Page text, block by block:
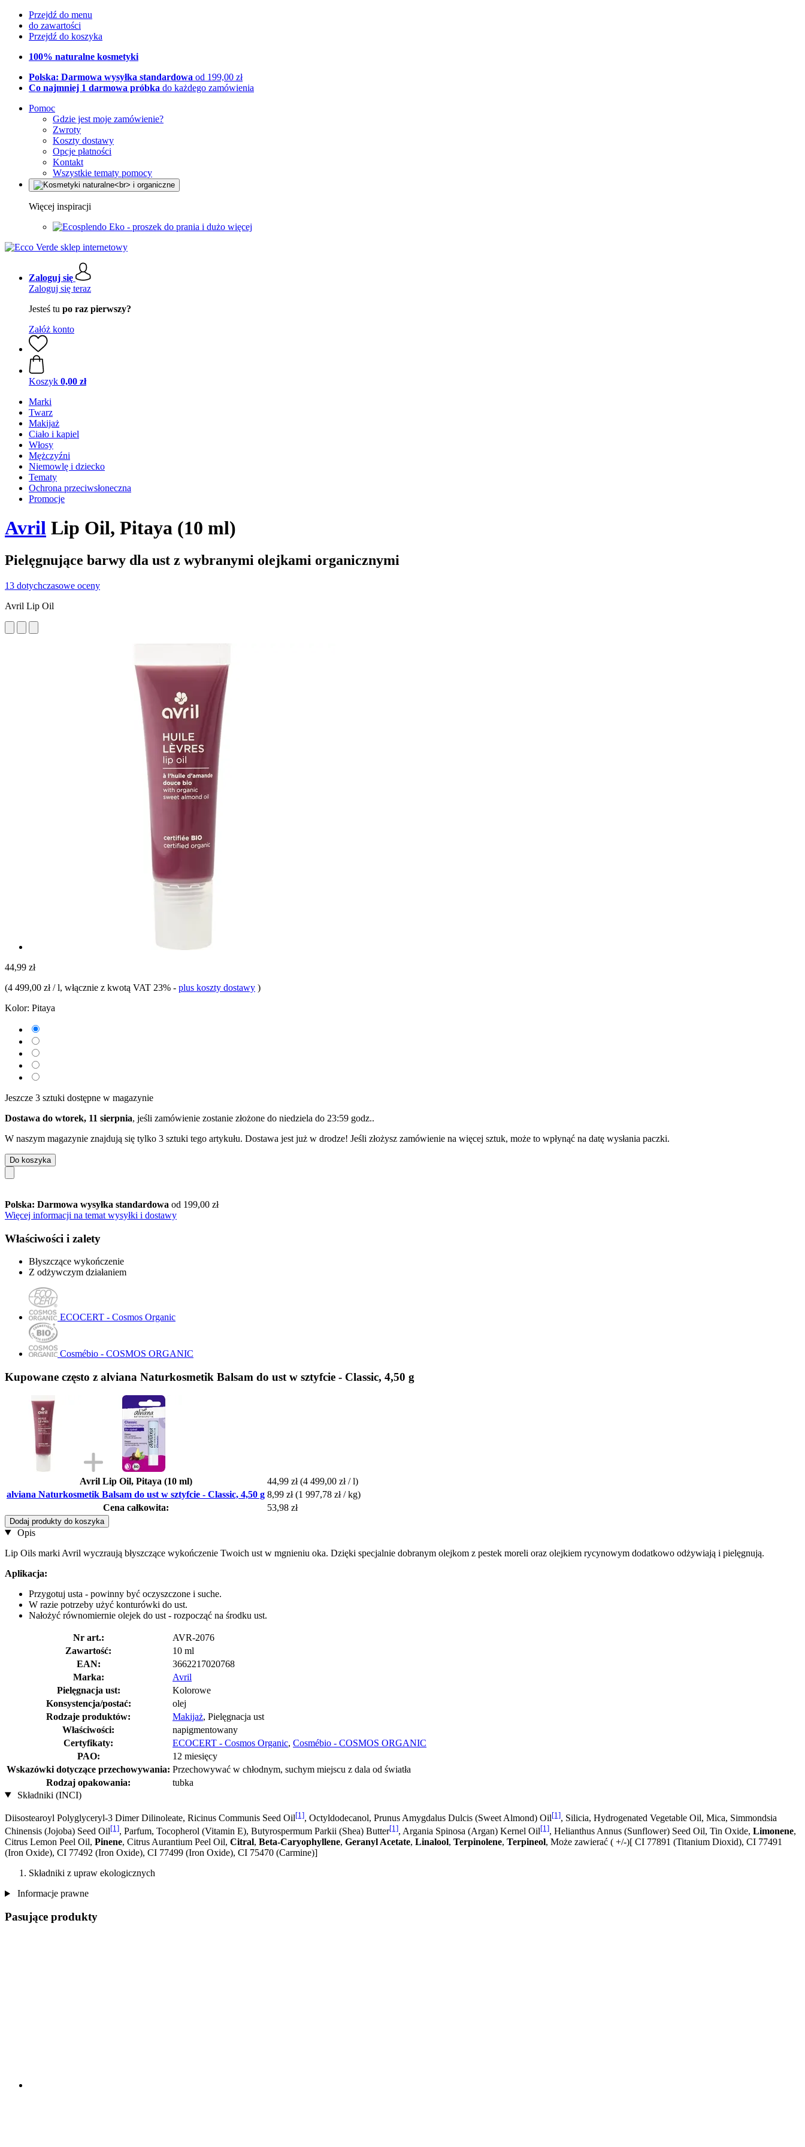
Przejdź do menu
do zawartości
Przejdź do koszyka
100% naturalne kosmetyki
Polska: Darmowa wysyłka standardowa od 199,00 zł
Co najmniej 1 darmowa próbka do każdego zamówienia
Pomoc
Gdzie jest moje zamówienie?
Zwroty
Koszty dostawy
Opcje płatności
Kontakt
Wszystkie tematy pomocy
Więcej inspiracji
Eko - proszek do prania i dużo więcej
Zaloguj się
Zaloguj się teraz
Jesteś tu po raz pierwszy?
Załóż konto
Koszyk 0,00 zł
Marki
Twarz
Makijaż
Ciało i kąpiel
Włosy
Mężczyźni
Niemowlę i dziecko
Tematy
Ochrona przeciwsłoneczna
Promocje
Avril Lip Oil, Pitaya (10 ml)
Pielęgnujące barwy dla ust z wybranymi olejkami organicznymi
13 dotychczasowe oceny
Avril Lip Oil
44,99 zł
(4 499,00 zł / l, włącznie z kwotą VAT 23% - plus koszty dostawy )
Kolor: Pitaya
Jeszcze 3 sztuki dostępne w magazynie
Dostawa do wtorek, 11 sierpnia, jeśli zamówienie zostanie złożone do niedziela do 23:59 godz..
W naszym magazynie znajdują się tylko 3 sztuki tego artykułu. Dostawa jest już w drodze! Jeśli złożysz zamówienie na więcej sztuk, może to wpłynąć na datę wysłania paczki.
Do koszyka
Polska: Darmowa wysyłka standardowa od 199,00 zł
Więcej informacji na temat wysyłki i dostawy
Właściwości i zalety
Błyszczące wykończenie
Z odżywczym działaniem
ECOCERT - Cosmos Organic
Cosmébio - COSMOS ORGANIC
Kupowane często z alviana Naturkosmetik Balsam do ust w sztyfcie - Classic, 4,50 g
Avril Lip Oil, Pitaya (10 ml) 44,99 zł (4 499,00 zł / l)
alviana Naturkosmetik Balsam do ust w sztyfcie - Classic, 4,50 g 8,99 zł (1 997,78 zł / kg)
Cena całkowita:
53,98 zł
Dodaj produkty do koszyka
Opis
Lip Oils marki Avril wyczraują błyszczące wykończenie Twoich ust w mgnieniu oka. Dzięki specjalnie dobranym olejkom z pestek moreli oraz olejkiem rycynowym dodatkowo odżywiają i pielęgnują.
Aplikacja:
Przygotuj usta - powinny być oczyszczone i suche.
W razie potrzeby użyć konturówki do ust.
Nałożyć równomiernie olejek do ust - rozpocząć na środku ust.
Nr art.:
AVR-2076
Zawartość:
10 ml
EAN:
3662217020768
Marka:
Avril
Pielęgnacja ust:
Kolorowe
Konsystencja/postać:
olej
Rodzaje produktów:
Makijaż, Pielęgnacja ust
Właściwości:
napigmentowany
Certyfikaty:
ECOCERT - Cosmos Organic, Cosmébio - COSMOS ORGANIC
PAO:
12 miesięcy
Wskazówki dotyczące przechowywania: Przechowywać w chłodnym, suchym miejscu z dala od światła
Rodzaj opakowania:
tubka
Składniki (INCI)
Diisostearoyl Polyglyceryl-3 Dimer Dilinoleate, Ricinus Communis Seed Oil[1], Octyldodecanol, Prunus Amygdalus Dulcis (Sweet Almond) Oil[1], Silicia, Hydrogenated Vegetable Oil, Mica, Simmondsia
Chinensis (Jojoba) Seed Oil[1], Parfum, Tocopherol (Vitamin E), Butyrospermum Parkii (Shea) Butter[1], Argania Spinosa (Argan) Kernel Oil[1], Helianthus Annus (Sunflower) Seed Oil, Tin Oxide, Limonene,
Citrus Lemon Peel Oil, Pinene, Citrus Aurantium Peel Oil, Citral, Beta-Caryophyllene, Geranyl Acetate, Linalool, Terpinolene, Terpineol, Może zawierać ( +/-)[ CI 77891 (Titanium Dioxid), CI 77491
(Iron Oxide), CI 77492 (Iron Oxide), CI 77499 (Iron Oxide), CI 75470 (Carmine)]
Składniki z upraw ekologicznych
Informacje prawne
Pasujące produkty